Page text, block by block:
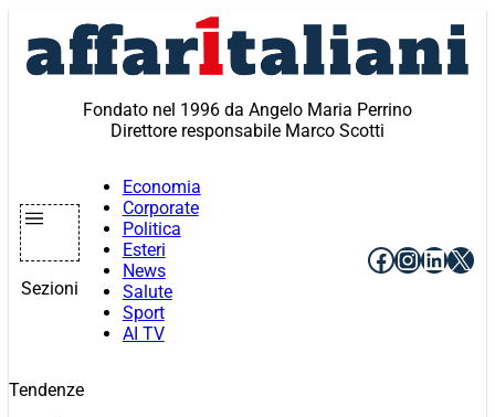
contenuto
Fondato nel 1996 da Angelo Maria Perrino
Direttore responsabile Marco Scotti
Sezioni
Economia
Corporate
Politica
Esteri
News
Salute
Sport
AI TV
Facebook
X
Tendenze